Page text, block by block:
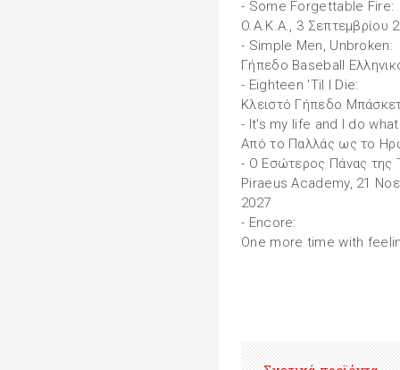
- Some Forgettable Fire:
O.A.K.A., 3 Σεπτεμβρίου
- Simple Men, Unbroken:
Γήπεδο Baseball
- Eighteen 'Til I Die:
Κλειστό Γήπεδο
- It's my life and I do
Από το Παλλάς ως το
- Ο Εσώτερος Πάνας της
Piraeus Academy, 21
2027
- Encore:
One more time with